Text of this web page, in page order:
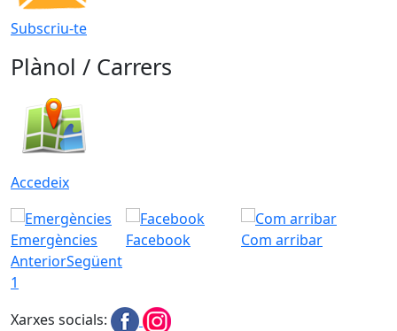
Subscriu-te
Plànol / Carrers
Accedeix
Emergències Facebook
Com arribar
AnteriorSegüent
1
Xarxes socials: